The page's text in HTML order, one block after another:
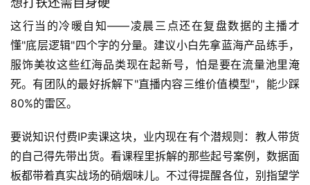
讯
赚
钱
项
中
这行当的冷暖自知——凌晨三点还在复盘数据的主播才
懂"底层逻辑"四个字的分量。建议小白先拿蓝海产品练手，
服饰美妆这些红海品类现在起新号，怕是要在流量池里淹
死。有团队的最好拆解下"直播内容三维价值模型"，能少踩
80%的雷区。
要说知识付费IP卖课这块，业内现在有个潜规则：教人带货
的自己得先带出货。看课程里拆解的那些起号案例，数据面
板都带着真实战场的硝烟味儿。不过得提醒各位，别指望学